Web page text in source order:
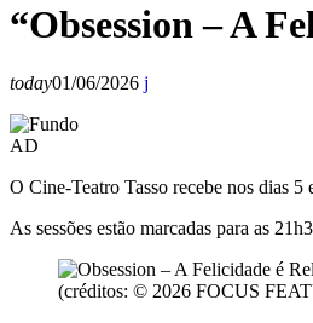
“Obsession – A
today01/06/2026
AD
O Cine-Teatro Tasso recebe nos dias
As sessões estão marcadas para as
(créditos: © 2026 FOCUS